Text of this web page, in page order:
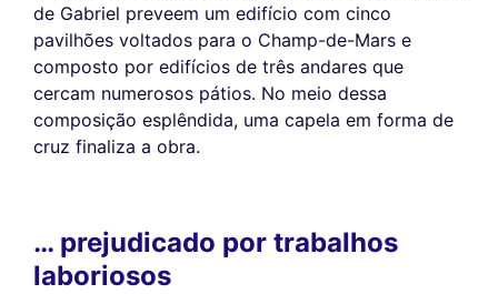
de Gabriel preveem um edifício com cinco
pavilhões voltados para o Champ-de-Mars e
composto por edifícios de três andares que
cercam numerosos pátios. No meio dessa
composição esplêndida, uma capela em forma de
cruz finaliza a obra.
… prejudicado por trabalhos
laboriosos